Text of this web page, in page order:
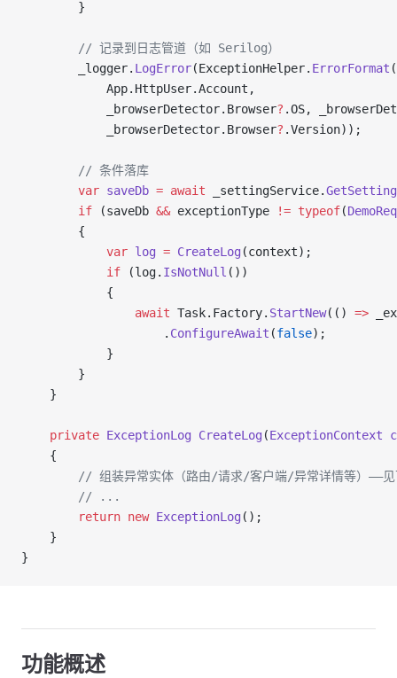
        }
        // 记录到日志管道（如 Serilog）
        _logger.
LogError(ExceptionHelper. ErrorFormat
            App.HttpUser.Account,
            _browserDetector.Browser
? .OS,
            _browserDetector.Browser
? .Version));
        // 条件落库
        var
saveDb = await _settingService.
        if
(saveDb && exceptionType != typeof(
        {
            var
log = CreateLog (context);
            if
(log. IsNotNull ())
            {
                await
Task.Factory. StartNew(() =>
                    .
ConfigureAwait (false);
            }
        }
    }
    private
ExceptionLog CreateLog (ExceptionContext
    {
// 组装异常实体（路由/请求/客户端/异常详情等）——
        // ...
        return
new ExceptionLog ();
    }
}
功能概述